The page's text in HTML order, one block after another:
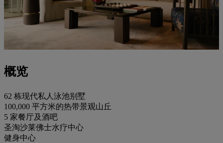
概览
62 栋现代私人泳池别墅
100,000 平方米的热带景观山丘
5 家餐厅及酒吧
圣淘沙莱佛士水疗中心
健身中心